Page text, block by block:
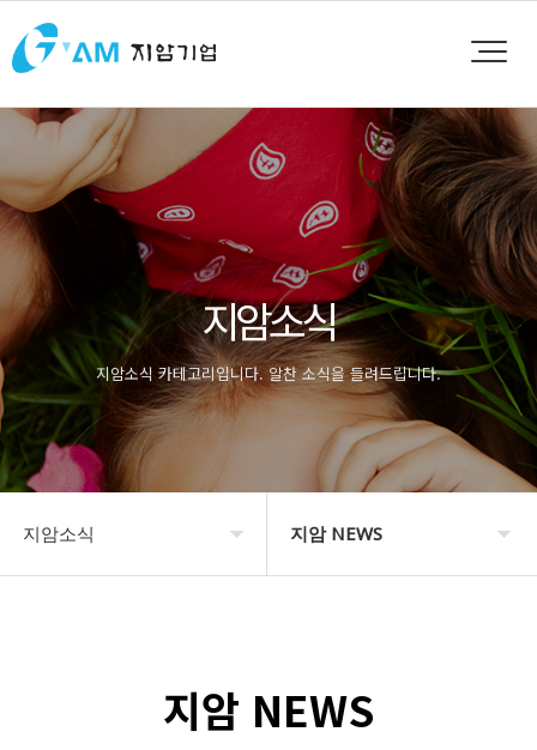
지암소식
지암소식 카테고리입니다. 알찬 소식을 들려드립니다.
지암소식 지암 NEWS
지암 NEWS